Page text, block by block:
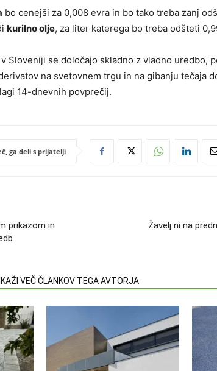
bo cenejši za 0,008 evra in bo tako treba zanj
kurilno olje, za liter katerega bo treba odšteti
Sloveniji se določajo skladno z vladno uredbo,
na svetovnem trgu in na gibanju tečaja
14-dnevnih povprečij.
ga deli s prijatelji
prikazom in
Žavelj ni na
VEČ ČLANKOV TEGA AVTORJA